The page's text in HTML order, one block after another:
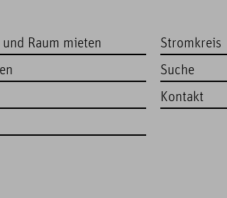
Raum mieten Stromkreis
Kontakt